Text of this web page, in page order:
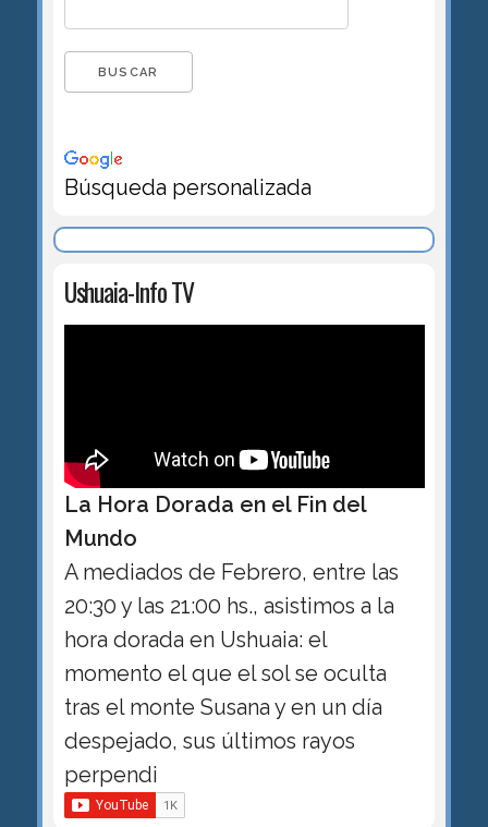
Búsqueda personalizada
Ushuaia-Info TV
La Hora Dorada en el Fin del
Mundo
A mediados de Febrero, entre las
20:30 y las 21:00 hs., asistimos a la
hora dorada en Ushuaia: el
momento el que el sol se oculta
tras el monte Susana y en un día
despejado, sus últimos rayos
perpendi